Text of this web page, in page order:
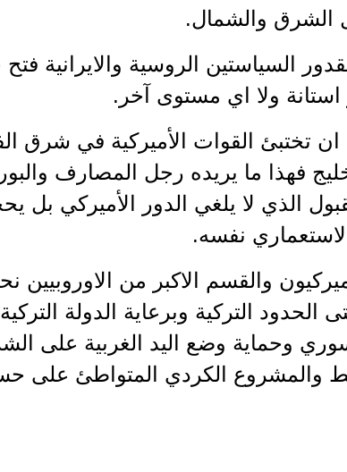
الشرق والشمال.
السياستين الروسية والايرانية
استانة ولا اي مستوى آخر.
تختبئ القوات الأميركية في شرق
فهذا ما يريده رجل المصارف
الذي لا يلغي الدور الأميركي
نفسه.
والقسم الاكبر من الاوروبيين
التركية وبرعاية الدولة
وحماية وضع اليد الغربية على
والمشروع الكردي المتواطئ على